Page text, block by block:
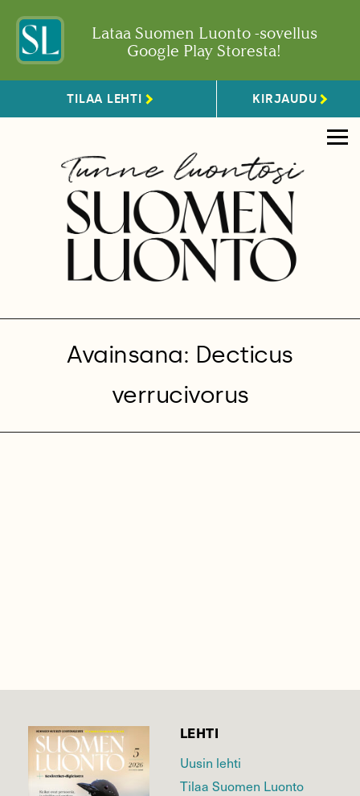
Lataa Suomen Luonto -sovellus
Google Play Storesta!
TILAA LEHTI KIRJAUDU
Avainsana: Decticus
verrucivorus
LEHTI
Uusin lehti
Tilaa Suomen Luonto